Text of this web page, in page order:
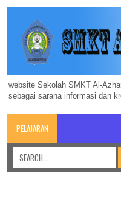
website Sekolah SMKT Al-
sebagai sarana informasi dan
PELAJARAN